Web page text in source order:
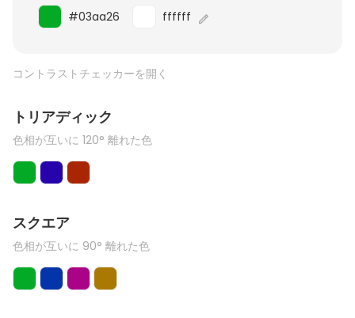
#03aa26 ffffff
コントラストチェッカーを開く
トリアディック
色相が互いに 120° 離れた色
スクエア
色相が互いに 90° 離れた色